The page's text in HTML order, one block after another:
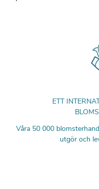
ETT
Våra 50 000
utgör och